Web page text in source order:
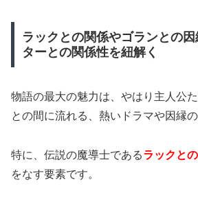
ラックとの関係やゴランとの
ターとの関係性を紐解く
物語の最大の魅力は、やはり主人公
との間に流れる、熱いドラマや因縁
特に、伝説の魔導士であるラックと
をなす要素です。